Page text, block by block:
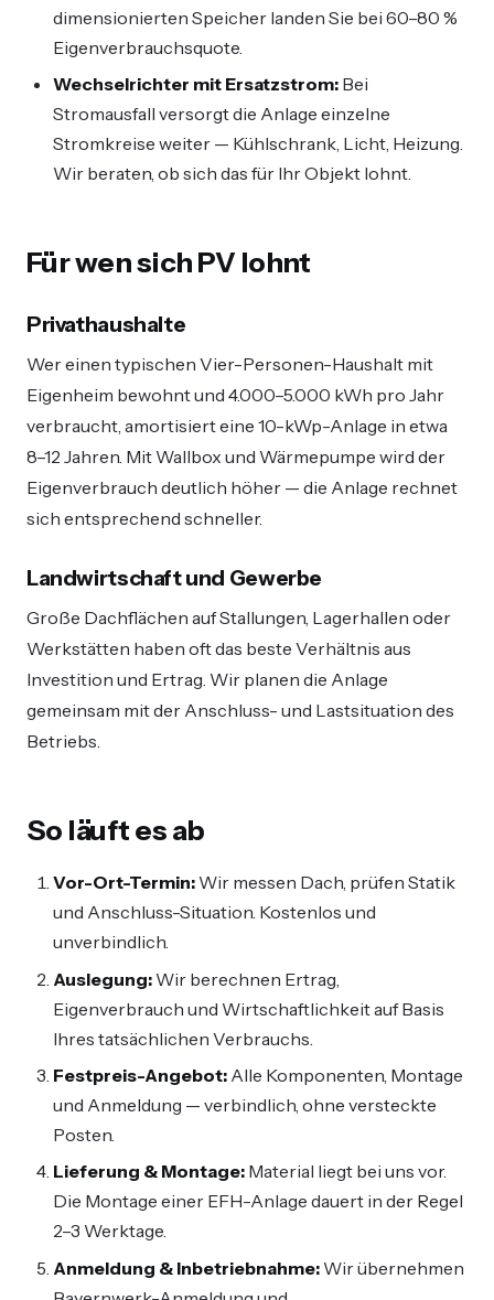
dimensionierten Speicher landen Sie bei 60–80 %
Eigenverbrauchsquote.
Wechselrichter mit Ersatzstrom: Bei
Stromausfall versorgt die Anlage einzelne
Stromkreise weiter — Kühlschrank, Licht, Heizung.
Wir beraten, ob sich das für Ihr Objekt lohnt.
Für wen sich PV lohnt
Privathaushalte
Wer einen typischen Vier-Personen-Haushalt mit
Eigenheim bewohnt und 4.000–5.000 kWh pro Jahr
verbraucht, amortisiert eine 10-kWp-Anlage in etwa
8–12 Jahren. Mit Wallbox und Wärmepumpe wird der
Eigenverbrauch deutlich höher — die Anlage rechnet
sich entsprechend schneller.
Landwirtschaft und Gewerbe
Große Dachflächen auf Stallungen, Lagerhallen oder
Werkstätten haben oft das beste Verhältnis aus
Investition und Ertrag. Wir planen die Anlage
gemeinsam mit der Anschluss- und Lastsituation des
Betriebs.
So läuft es ab
Vor-Ort-Termin: Wir messen Dach, prüfen Statik
und Anschluss-Situation. Kostenlos und
unverbindlich.
Auslegung: Wir berechnen Ertrag,
Eigenverbrauch und Wirtschaftlichkeit auf Basis
Ihres tatsächlichen Verbrauchs.
Festpreis-Angebot: Alle Komponenten, Montage
und Anmeldung — verbindlich, ohne versteckte
Posten.
Lieferung & Montage: Material liegt bei uns vor.
Die Montage einer EFH-Anlage dauert in der Regel
2–3 Werktage.
Anmeldung & Inbetriebnahme: Wir übernehmen